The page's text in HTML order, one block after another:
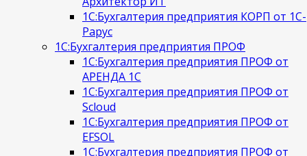
1С:Бухгалтерия предприятия КОРП от 1С-
Рарус
1С:Бухгалтерия предприятия ПРОФ
1С:Бухгалтерия предприятия ПРОФ от
АРЕНДА 1С
1С:Бухгалтерия предприятия ПРОФ от
Scloud
1С:Бухгалтерия предприятия ПРОФ от
EFSOL
1С:Бухгалтерия предприятия ПРОФ от